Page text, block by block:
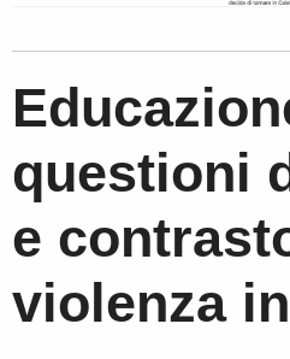
questioni
e
violenza